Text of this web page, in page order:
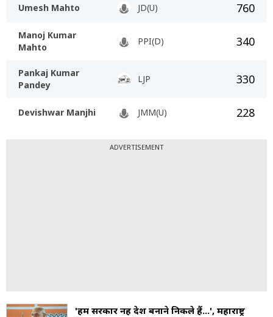
Umesh Mahto JD(U) 760
Manoj Kumar
Mahto
PPI(D) 340
Pankaj Kumar
Pandey
LJP 330
Devishwar Manjhi JMM(U) 228
ADVERTISEMENT
'हम सरकार नहीं देश बनाने निकले हैं...', महाराष्ट्र